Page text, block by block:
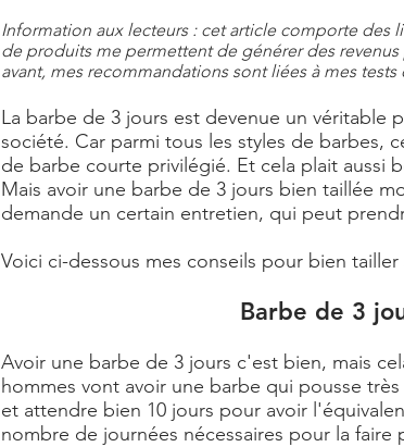
Information aux lecteurs : cet article comporte des
de produits me permettent de générer des
avant, mes recommandations sont liées à mes
La barbe de 3 jours est devenue un véritable
société. Car parmi tous les styles de barbes,
de barbe courte privilégié. Et cela plait aussi
Mais avoir une barbe de 3 jours bien taillée
demande un certain entretien, qui peut
Voici ci-dessous mes conseils pour bien
Barbe de 3
Avoir une barbe de 3 jours c'est bien, mais
hommes vont avoir une barbe qui pousse
et attendre bien 10 jours pour avoir
nombre de journées nécessaires pour la faire